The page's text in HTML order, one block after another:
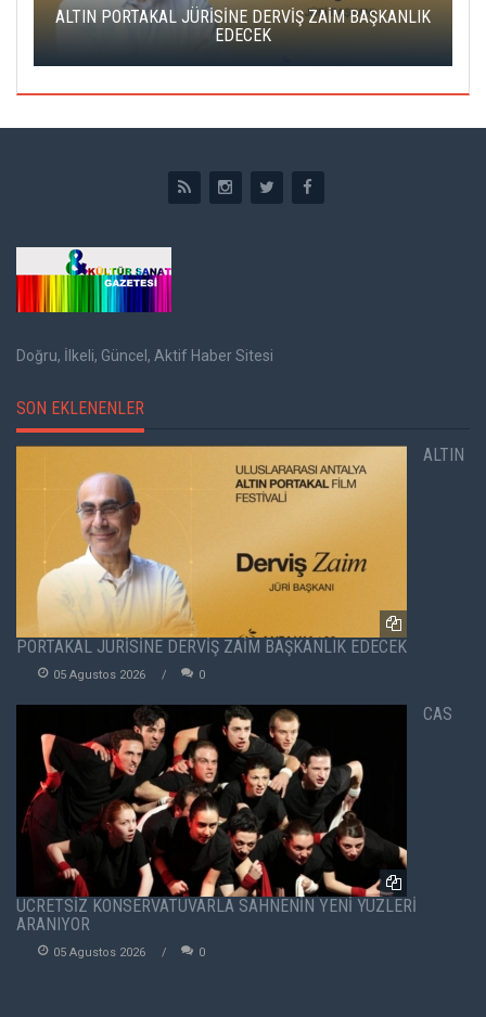
ALTIN PORTAKAL JÜRİSİNE DERVİŞ ZAİM BAŞKANLIK
EDECEK
Doğru, İlkeli, Güncel, Aktif Haber Sitesi
SON EKLENENLER
ALTIN
PORTAKAL JÜRİSİNE DERVİŞ ZAİM BAŞKANLIK EDECEK
05 Agustos 2026 0
CAS
ÜCRETSİZ KONSERVATUVARLA SAHNENİN YENİ YÜZLERİ
ARANIYOR
05 Agustos 2026 0